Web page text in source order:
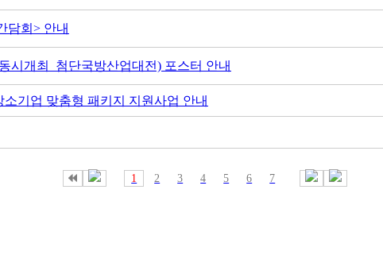
담회> 안내
시개최_첨단국방산업대전) 포스터 안내
기업 맞춤형 패키지 지원사업 안내
1 2 3 4 5 6 7